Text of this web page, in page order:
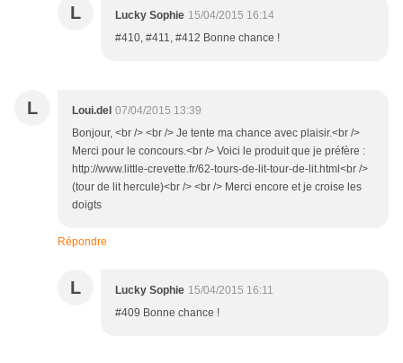
L Lucky Sophie 15/04/2015 16:14
#410, #411, #412 Bonne chance !
L Loui.del 07/04/2015 13:39
Bonjour, <br /> <br /> Je tente ma chance avec plaisir.<br />
Merci pour le concours.<br /> Voici le produit que je préfère :
http://www.little-crevette.fr/62-tours-de-lit-tour-de-lit.html<br />
(tour de lit hercule)<br /> <br /> Merci encore et je croise les
doigts
Répondre
L Lucky Sophie 15/04/2015 16:11
#409 Bonne chance !